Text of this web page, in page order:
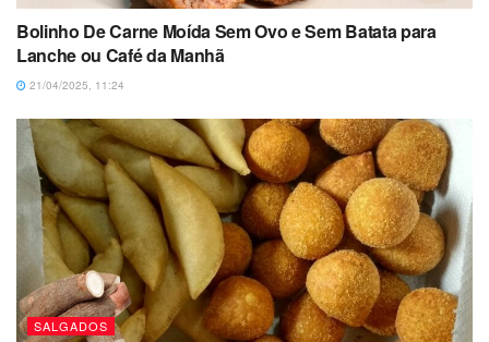
Bolinho De Carne Moída Sem Ovo e Sem Batata para
Lanche ou Café da Manhã
21/04/2025, 11:24
SALGADOS